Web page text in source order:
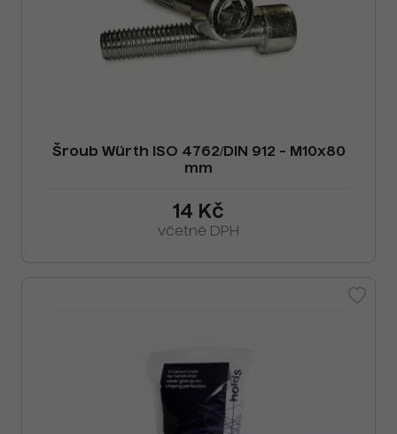
Šroub Würth ISO 4762/DIN 912 - M10x80
mm
14 Kč
včetně DPH